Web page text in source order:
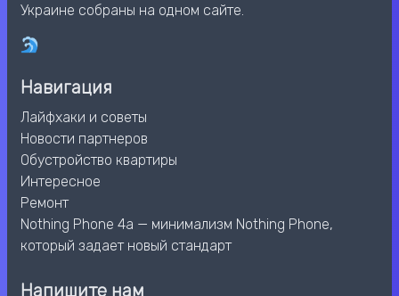
Украине собраны на одном сайте.
Навигация
Лайфхаки и советы
Новости партнеров
Обустройство квартиры
Интересное
Ремонт
Nothing Phone 4a — минимализм Nothing Phone,
который задает новый стандарт
Напишите нам